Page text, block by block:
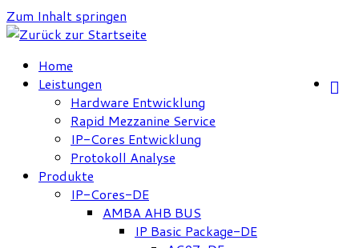
Zum Inhalt springen
Home
Leistungen
Hardware Entwicklung
Rapid Mezzanine Service
IP-Cores Entwicklung
Protokoll Analyse
Produkte
IP-Cores-DE
AMBA AHB BUS
IP Basic Package-DE